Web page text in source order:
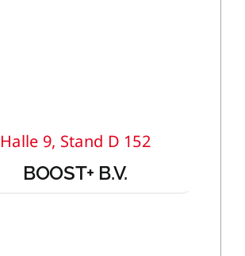
Halle 9, Stand D 152
BOOST+ B.V.